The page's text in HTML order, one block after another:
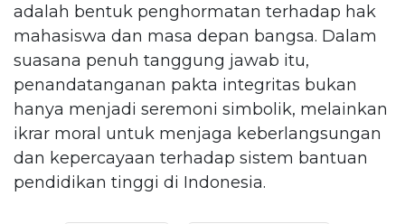
adalah bentuk penghormatan terhadap hak
mahasiswa dan masa depan bangsa. Dalam
suasana penuh tanggung jawab itu,
penandatanganan pakta integritas bukan
hanya menjadi seremoni simbolik, melainkan
ikrar moral untuk menjaga keberlangsungan
dan kepercayaan terhadap sistem bantuan
pendidikan tinggi di Indonesia.